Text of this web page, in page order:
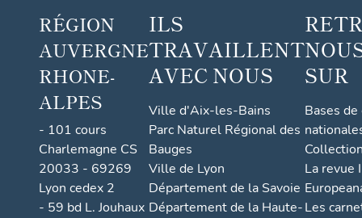
RÉGION
AUVERGNE
RHONE-
ALPES
- 101 cours
Charlemagne CS
20033 - 69269
Lyon cedex 2
- 59 bd L. Jouhaux
ILS
TRAVAILLENT
AVEC NOUS
Ville d'Aix-les-Bains
Parc Naturel Régional des
Bauges
Ville de Lyon
Département de la Savoie
Département de la Haute-
SUR
Bases
La revue
Les